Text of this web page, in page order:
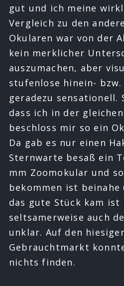
gut und ich meine
Vergleich zu den
Okularen war von der
kein merklicher
auszumachen, aber
stufenlose hinein- bzw.
geradezu sensationell.
dass ich in der
beschloss mir so ein
Da gab es nur einen
Sternwarte besaß ein
mm Zoomokular und
bekommen ist beinahe
das gute Stück kam ist
seltsamerweise auch
unklar. Auf den
Gebrauchtmarkt
nichts finden.